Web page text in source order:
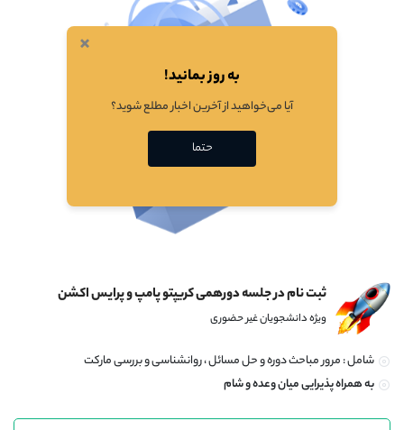
ثبت نام در جلسه دورهمی کریپتو پامپ و پرایس اکشن
ویژه دانشجویان غیر حضوری
شامل : مرور مباحث دوره و حل مسائل ، روانشناسی و بررسی مارکت
به همراه پذیرایی میان وعده و شام
×
به روز بمانید!
آیا می‌خواهید از آخرین اخبار مطلع شوید؟
حتما